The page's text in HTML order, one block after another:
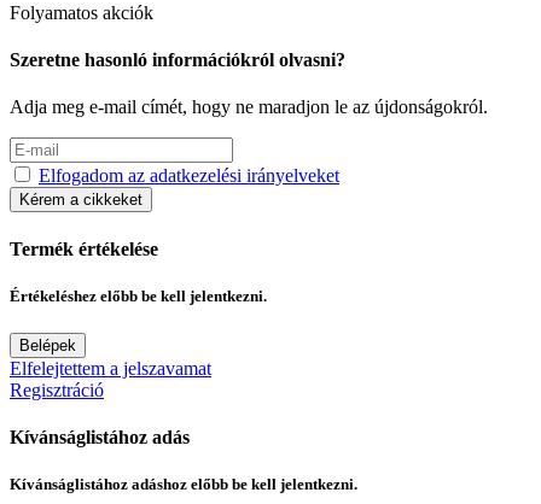
Folyamatos akciók
Szeretne hasonló információkról olvasni?
Adja meg e-mail címét, hogy ne maradjon le az újdonságokról.
Elfogadom az adatkezelési irányelveket
Kérem a cikkeket
Termék értékelése
Értékeléshez előbb be kell jelentkezni.
Belépek
Elfelejtettem a jelszavamat
Regisztráció
Kívánságlistához adás
Kívánságlistához adáshoz előbb be kell jelentkezni.